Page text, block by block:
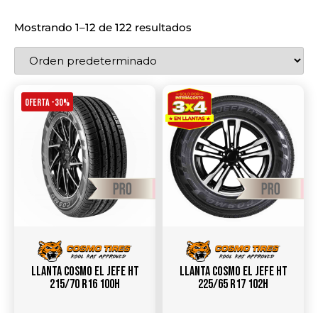
Mostrando 1–12 de 122 resultados
OFERTA -30%
Llanta Cosmo El Jefe HT
215/70 R16 100H
Llanta COSMO EL JEFE HT
225/65 R17 102H